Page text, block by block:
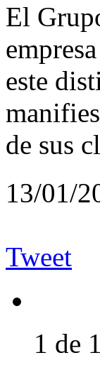
El
este
de sus
13/01/
Tweet
1 de